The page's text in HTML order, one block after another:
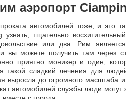
аэропорт
проката автомобилей тоже, и это
тщательно
или два. Рим
вы можете получить там через
приятно моникер и один,
такой сладкий лечения для
выросла до огромного масштаба
автомобилей службы люди могут